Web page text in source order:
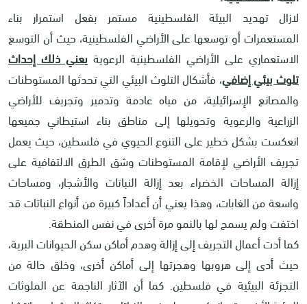
لازال تهديد البيئة الفلسطينية مستمر بفعل استمرار بناء
المستعمرات أو توسعها على الأراضي الفلسطينية، حيث أن التوسع
الاستعماري على الأراضي الفلسطينية الرعوية يعني ذلك إحداث
تلوث بيئي إضافي، فأشكال التلوث البيئي التي تحدثها المستوطنات
والمصانع الإسرائيلية، من مياه عادمة وتدمير وتجريف للأراضي
الزراعية والرعوية وتحويلها إلى مناطق بناء استيطاني جميعها
انعكست بشكل خطير على التنوع الحيوي في فلسطين، حيث يعمل
تجريف الأراضي لإقامة المستوطنات وشق الطرق الالتفافية على
إزالة المساحات الخضراء بعد إزالة النباتات والأشجار، ومساحات
واسعة من الغابات، وهذا يعني أن أعداداً كبيرة من أنواع النباتات قد
اختفت ولم يسمح لها بالنمو مرة أخرى في نفس المنطقة.
كما أدت أعمال التجريف إلى إزالة وهدم أماكن سكن الحيوانات البرية،
حيث أدى إلى هروبها وهجرتها إلى أماكن أخرى، وخلق حالة من
التجزئة البيئية في فلسطين. كما أن الآثار الناجمة عن الملوثات